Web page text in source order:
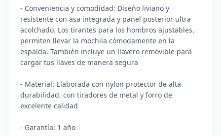
- Conveniencia y comodidad: Diseño liviano y
resistente con asa integrada y panel posterior ultra
acolchado. Los tirantes para los hombros ajustables,
permiten llevar la mochila cómodamente en la
espalda. También incluye un llavero removible para
cargar tus llaves de manera segura
- Material: Elaborada con nylon protector de alta
durabilidad, con tiradores de metal y forro de
excelente calidad